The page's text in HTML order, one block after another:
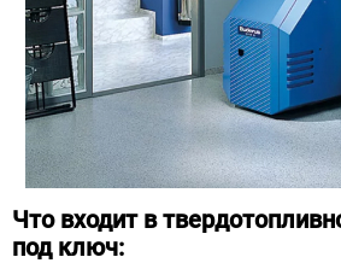
Что входит в
под ключ: